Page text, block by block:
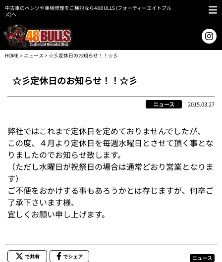
中古車のベンツや車検修理をご検討なら48BULLS (フォーティーエイトブル
ズ)へ
HOME> ニュース > ☆彡定休日のお知らせ！！☆彡
☆彡定休日のお知らせ！！☆彡
ニュース 2015.03.27
弊社ではこれまで定休日を定めておりませんでしたが、
この度、４月より定休日を毎週水曜日とさせて頂く事とな
りましたのでお知らせ致します。
（ただし水曜日が祝祭日の場合は通常どおり営業となりま
す）
ご不便をおかけする事もあろうかとは存じますが、何卒ご
了承下さいます様、
宜しくお願い申し上げます。
で共有 でシェア ニュース